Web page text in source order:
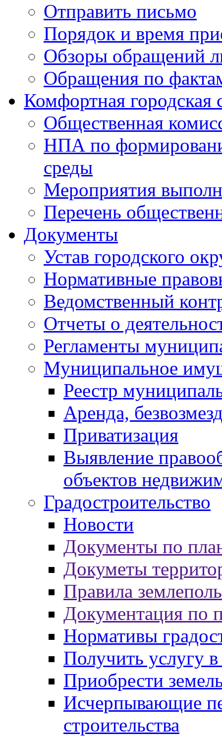
Отправить письмо
Порядок и время
Обзоры обращений
Обращения по
Комфортная городская
Общественная
НПА по
среды
Мероприятия
Перечень
Документы
Устав городского
Нормативные
Ведомственный
Отчеты о
Регламенты
Муниципальное
Реестр
Аренда,
Приватизация
Выявление
объектов
Градостроительство
Новости
Документы по
Докуметы
Правила
Документация по
Нормативы
Получить услугу в
Приобрести
Исчерпывающие
строительства